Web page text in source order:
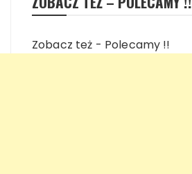
Zobacz też - Polecamy !!